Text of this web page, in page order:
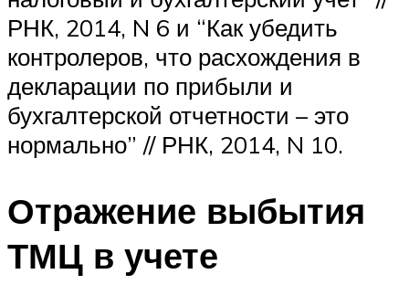
РНК, 2014, N 6 и “Как убедить
контролеров, что расхождения в
декларации по прибыли и
бухгалтерской отчетности – это
нормально” // РНК, 2014, N 10.
Отражение выбытия
ТМЦ в учете